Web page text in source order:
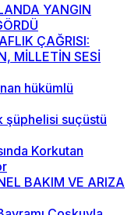
YANGIN
ÇAĞRISI:
MİLLETİN SESİ
hükümlü
şüphelisi suçüstü
Korkutan
BAKIM VE ARIZA